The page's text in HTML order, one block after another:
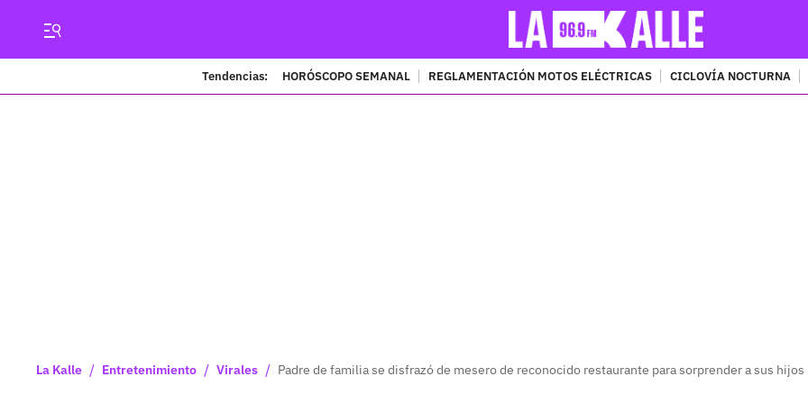
Tendencias: HORÓSCOPO SEMANAL REGLAMENTACIÓN MOTOS ELÉCTRICAS CICLOVÍA NOCTURNA
La Kalle / Entretenimiento / Virales / Padre de familia se disfrazó de mesero de reconocido restaurante para sorprender a sus hijos